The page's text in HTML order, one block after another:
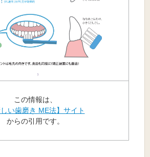
この情報は、
しい歯磨き ME法】サイト
からの引用です。